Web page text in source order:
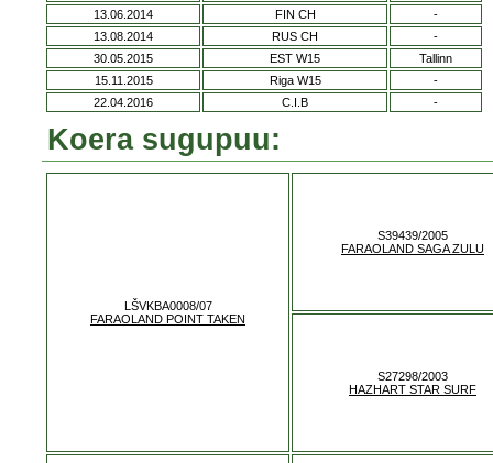
13.06.2014
FIN CH
-
13.08.2014
RUS CH
-
30.05.2015
EST W15
Tallinn
15.11.2015
Riga W15
-
22.04.2016
C.I.B -
Koera sugupuu:
LŠVKBA0008/07
FARAOLAND POINT TAKEN
S39439/2005
FARAOLAND SAGA ZULU
S27298/2003
HAZHART STAR SURF